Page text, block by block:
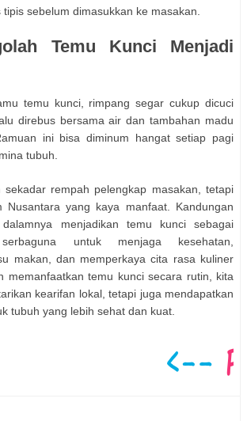
sebelum dimasukkan ke masakan.
Temu Kunci Menjadi
temu kunci, rimpang segar cukup dicuci
direbus bersama air dan tambahan madu
ini bisa diminum hangat setiap pagi
tubuh.
sekadar rempah pelengkap masakan, tetapi
Nusantara yang kaya manfaat. Kandungan
menjadikan temu kunci sebagai
untuk menjaga kesehatan,
makan, dan memperkaya cita rasa kuliner
memanfaatkan temu kunci secara rutin, kita
kearifan lokal, tetapi juga mendapatkan
tubuh yang lebih sehat dan kuat.